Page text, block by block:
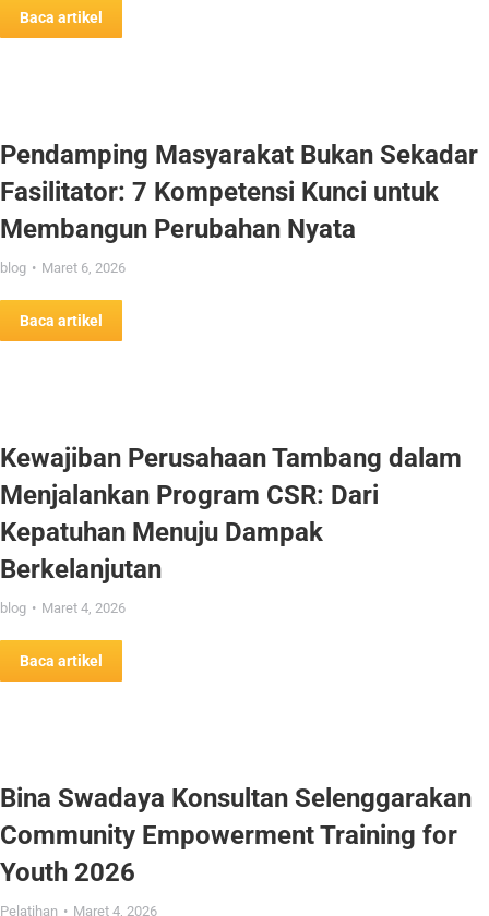
Baca artikel
Pendamping Masyarakat Bukan Sekadar
Fasilitator: 7 Kompetensi Kunci untuk
Membangun Perubahan Nyata
blog Maret 6, 2026
Baca artikel
Kewajiban Perusahaan Tambang dalam
Menjalankan Program CSR: Dari
Kepatuhan Menuju Dampak
Berkelanjutan
blog Maret 4, 2026
Baca artikel
Bina Swadaya Konsultan Selenggarakan
Community Empowerment Training for
Youth 2026
Pelatihan Maret 4, 2026